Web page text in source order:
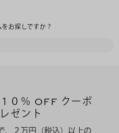
お探しですか？
０％ OFF クーポ
ゼント
、２万円（税込）以上の